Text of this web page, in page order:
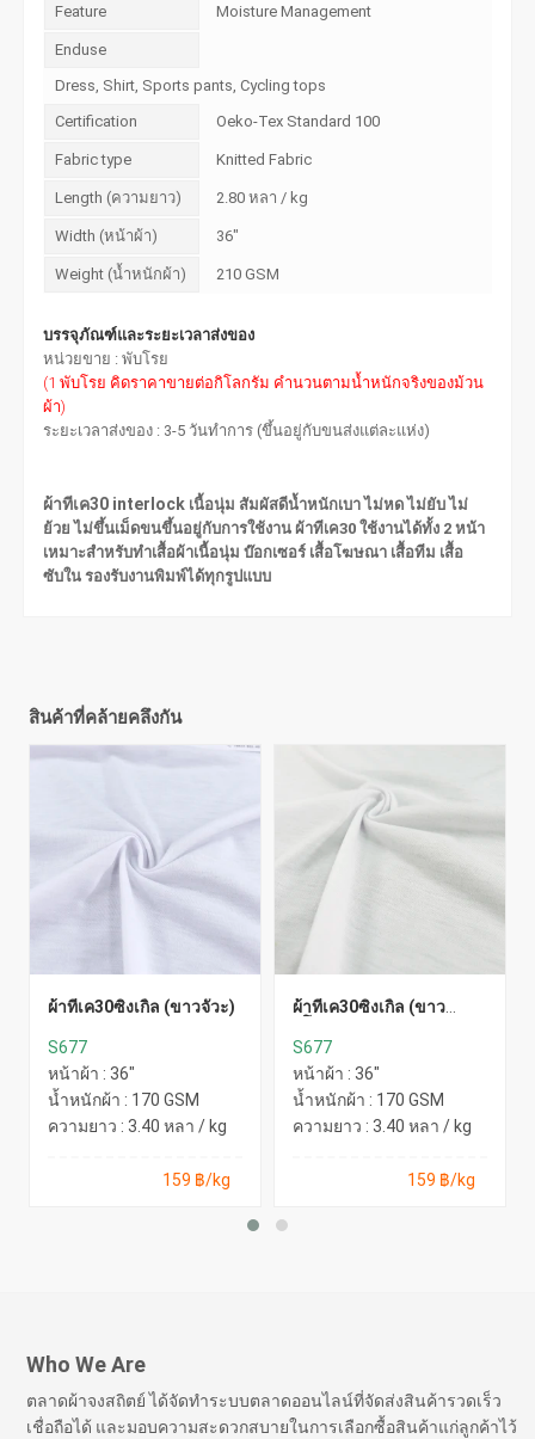
Feature Moisture Management
Enduse
Dress, Shirt, Sports pants, Cycling tops
Certification
Oeko-Tex Standard 100
Fabric type Knitted Fabric
Length (ความยาว) 2.80 หลา / kg
Width (หน้าผ้า) 36"
Weight (น้ำหนักผ้า) 210 GSM
บรรจุภัณฑ์และระยะเวลาส่งของ
หน่วยขาย : พับโรย
(1 พับโรย คิดราคาขายต่อกิโลกรัม คำนวนตามน้ำหนักจริงของม้วน
ผ้า)
ระยะเวลาส่งของ : 3-5 วันทำการ (ขึ้นอยู่กับขนส่งแต่ละแห่ง)
ผ้าทีเค30 interlock เนื้อนุ่ม สัมผัสดีน้ำหนักเบา ไม่หด ไม่ยับ ไม่
ย้วย ไม่ขึ้นเม็ดขนขึ้นอยู่กับการใช้งาน ผ้าทีเค30 ใช้งานได้ทั้ง 2 หน้า
เหมาะสำหรับทำเสื้อผ้าเนื้อนุ่ม บ๊อกเซอร์ เสื้อโฆษณา เสื้อทีม เสื้อ
ซับใน รองรับงานพิมพ์ได้ทุกรูปแบบ
สินค้าที่คล้ายคลึงกัน
ผ้าทีเค30ซิงเกิ้ล (ขาวจั๊วะ)
S677
หน้าผ้า : 36"
น้ำหนักผ้า : 170 GSM
ความยาว : 3.40 หลา / kg
159 ฿/kg
ผ้าทีเค30ซิงเกิ้ล (ขาว
S677
หน้าผ้า : 36"
น้ำหนักผ้า : 170 GSM
ความยาว : 3.40 หลา / kg
159 ฿/kg
Who We Are
ตลาดผ้าจงสถิตย์ ได้จัดทำระบบตลาดออนไลน์ที่จัดส่งสินค้ารวดเร็ว
เชื่อถือได้ และมอบความสะดวกสบายในการเลือกซื้อสินค้าแก่ลูกค้าไว้